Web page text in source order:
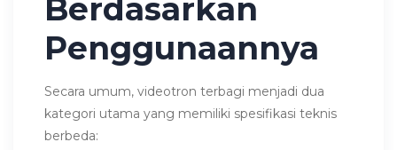
Berdasarkan
Penggunaannya
Secara umum, videotron terbagi menjadi dua
kategori utama yang memiliki spesifikasi teknis
berbeda: